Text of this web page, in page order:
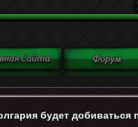
будет